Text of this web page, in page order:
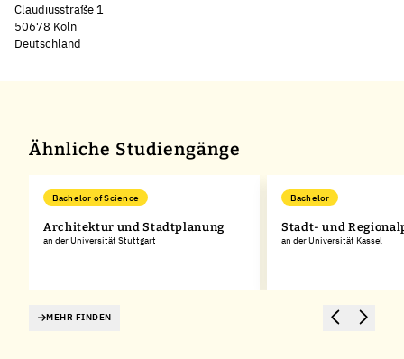
Claudiusstraße 1
50678 Köln
Deutschland
Ähnliche Studiengänge
Bachelor of Science
Architektur und Stadtplanung
an der Universität Stuttgart
Bachelor
Stadt- und
an der Universität Kassel
MEHR FINDEN